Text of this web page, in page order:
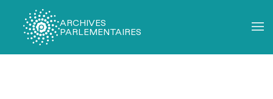
ARCHIVES
PARLEMENTAIRES